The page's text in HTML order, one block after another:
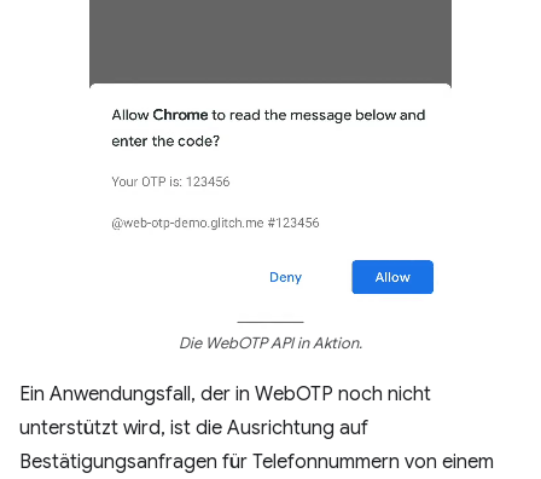
Die WebOTP API in Aktion.
Ein Anwendungsfall, der in WebOTP noch nicht
unterstützt wird, ist die Ausrichtung auf
Bestätigungsanfragen für Telefonnummern von einem